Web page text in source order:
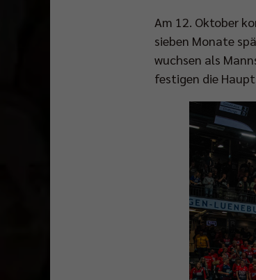
Am 12. Oktober
sieben Monate
wuchsen als
festigen die